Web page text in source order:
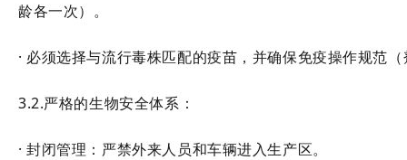
龄各一次）。
· 必须选择与流行毒株匹配的疫苗，并确保免疫操作规范
3.2.严格的生物安全体系：
· 封闭管理：严禁外来人员和车辆进入生产区。